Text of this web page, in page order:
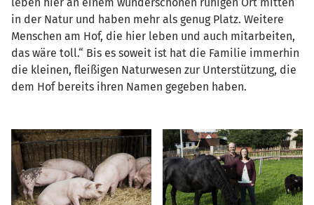
in der Natur und haben mehr als genug Platz. Weitere
Menschen am Hof, die hier leben und auch mitarbeiten,
das wäre toll.“ Bis es soweit ist hat die Familie immerhin
die kleinen, fleißigen Naturwesen zur Unterstützung, die
dem Hof bereits ihren Namen gegeben haben.